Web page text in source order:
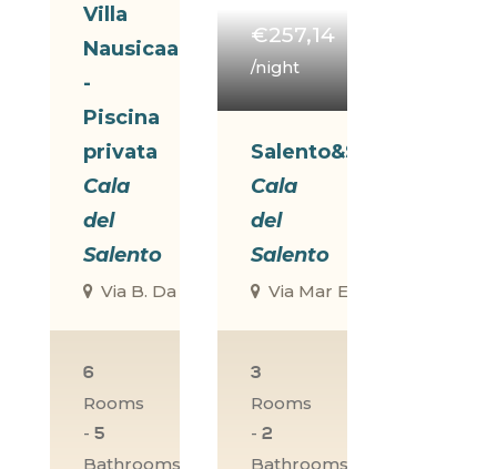
Villa
Nausicaa
-
Piscina
privata
Cala
del
Salento
Via B. Da Ravenna, 6/8, Il Poggio, Porto
6
Rooms
- 5
Bathrooms
€257,14
/night
Salento&Style
Cala
del
Salento
Via Mar Egeo, 33, Scala Di
3
Rooms
- 2
Bathrooms